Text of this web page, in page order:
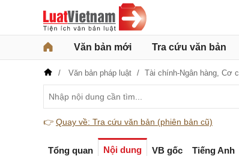
Văn bản mới Tra cứu văn bản
Văn bản pháp luật Tài chính-Ngân hàng, Cơ
👉 Quay về: Tra cứu văn bản (phiên bản cũ)
Tổng quan Nội dung VB gốc Tiếng Anh